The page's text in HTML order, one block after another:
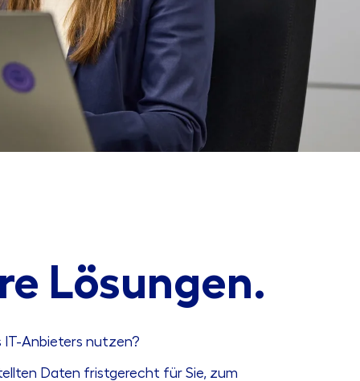
Lösungen.
IT-Anbieters nutzen?
Daten fristgerecht für Sie, zum